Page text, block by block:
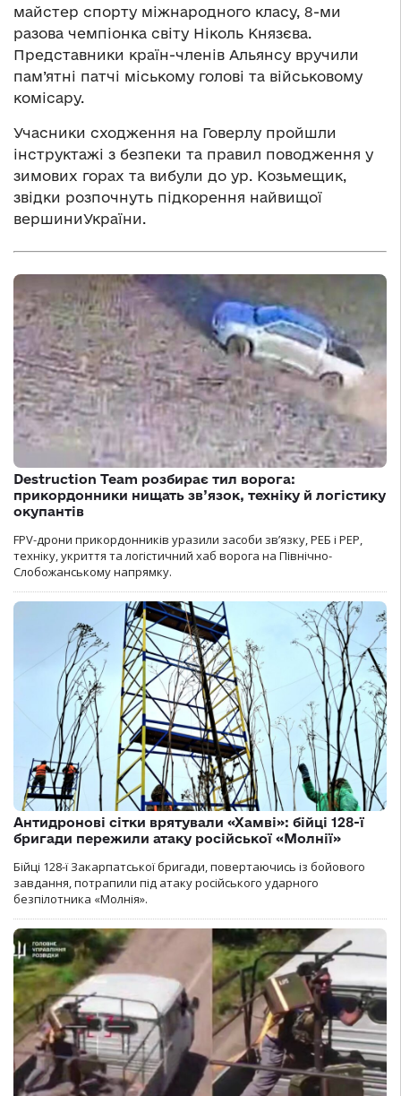
майстер спорту міжнародного класу, 8-ми
разова чемпіонка світу Ніколь Князєва.
Представники країн-членів Альянсу вручили
пам’ятні патчі міському голові та військовому
комісару.
Учасники сходження на Говерлу пройшли
інструктажі з безпеки та правил поводження у
зимових горах та вибули до ур. Козьмещик,
звідки розпочнуть підкорення найвищої
вершиниУкраїни.
Destruction Team розбирає тил ворога:
прикордонники нищать зв’язок, техніку й логістику
окупантів
FPV-дрони прикордонників уразили засоби зв’язку, РЕБ і РЕР,
техніку, укриття та логістичний хаб ворога на Північно-
Слобожанському напрямку.
Антидронові сітки врятували «Хамві»: бійці 128-ї
бригади пережили атаку російської «Молнії»
Бійці 128-ї Закарпатської бригади, повертаючись із бойового
завдання, потрапили під атаку російського ударного
безпілотника «Молнія».